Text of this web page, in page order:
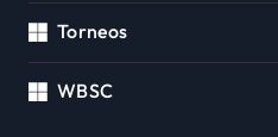
Torneos
WBSC